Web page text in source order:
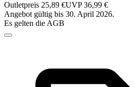
Outletpreis 25,89 €UVP 36,99 €
Angebot gültig bis 30. April 2026.
Es gelten die AGB